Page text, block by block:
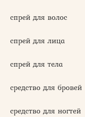
спрей для волос
спрей для лица
спрей для тела
средство для бровей
средство для ногтей